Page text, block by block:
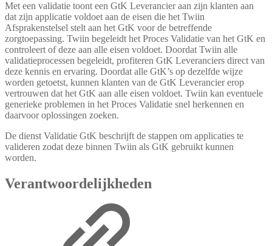
Met een validatie toont een GtK Leverancier aan zijn klanten aan
dat zijn applicatie voldoet aan de eisen die het Twiin
Afsprakenstelsel stelt aan het GtK voor de betreffende
zorgtoepassing. Twiin begeleidt het Proces Validatie van het GtK en
controleert of deze aan alle eisen voldoet. Doordat Twiin alle
validatieprocessen begeleidt, profiteren GtK Leveranciers direct van
deze kennis en ervaring. Doordat alle GtK’s op dezelfde wijze
worden getoetst, kunnen klanten van de GtK Leverancier erop
vertrouwen dat het GtK aan alle eisen voldoet. Twiin kan eventuele
generieke problemen in het Proces Validatie snel herkennen en
daarvoor oplossingen zoeken.
De dienst Validatie GtK beschrijft de stappen om applicaties te
valideren zodat deze binnen Twiin als GtK gebruikt kunnen
worden.
Verantwoordelijkheden